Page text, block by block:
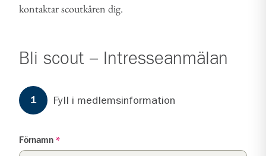
kontaktar scoutkåren dig.
Bli scout – Intresseanmälan
Formuläret har steg.
1 Steg1
Fyll i medlemsinformation
Förnamn *